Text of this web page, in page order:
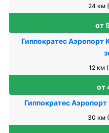
24 км
от
Гиппократес Аэропорт
12 км
от
Гиппократес
30 км